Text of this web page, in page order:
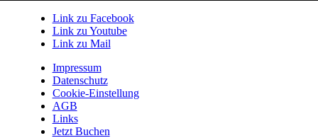
Link zu Facebook
Link zu Youtube
Link zu Mail
Impressum
Datenschutz
Cookie-Einstellung
AGB
Links
Jetzt Buchen